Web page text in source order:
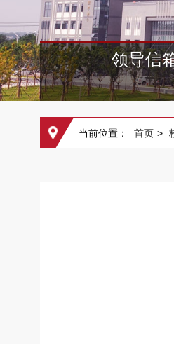
领导信
当前位置： 首页 >